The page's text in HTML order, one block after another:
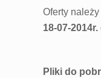
Oferty
18-07-
Pliki do